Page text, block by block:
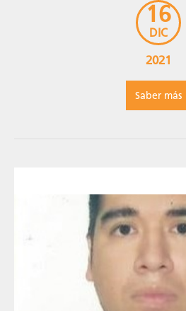
16
DIC
2021
Saber más
Empresarial”. La sustentación […]